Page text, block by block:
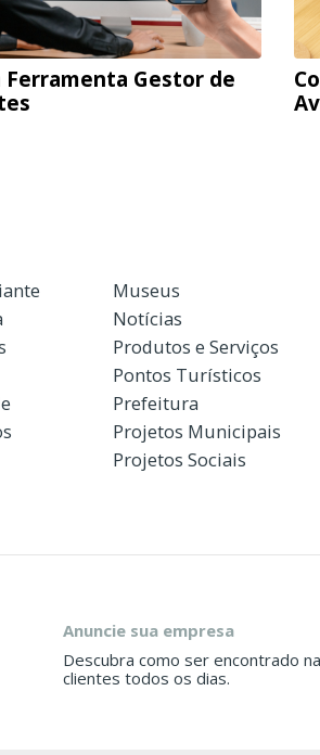
Ferramenta Gestor de
Museus
Notícias
Produtos e Serviços
Pontos Turísticos
Prefeitura
Projetos Municipais
Projetos Sociais
Anuncie sua empresa
Descubra como ser encontrado
clientes todos os dias.